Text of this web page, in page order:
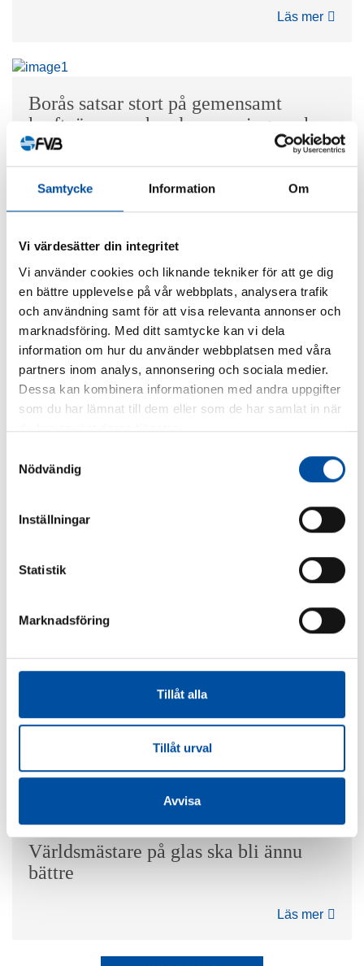
Samtycke Information Om
Vi värdesätter din integritet
Vi använder cookies och liknande tekniker för att ge dig
en bättre upplevelse på vår webbplats, analysera trafik
och användning samt för att visa relevanta annonser och
marknadsföring. Med ditt samtycke kan vi dela
information om hur du använder webbplatsen med våra
partners inom analys, annonsering och sociala medier.
Dessa kan kombinera informationen med andra uppgifter
som du har lämnat till dem eller som de har samlat in när
du har använt deras tjänster.
Nödvändig
Inställningar
Statistik
Marknadsföring
Tillåt alla
Tillåt urval
Avvisa
Läs mer
Borås satsar stort på gemensamt
kraftvärme- och avloppsreningsverk
Läs mer
Innovativ lösning ger storskalig
lagring av förnybar fjärrvärme
Läs mer
Ny ackumulatortank ger
Läs mer
Bra slutresultat när Ekeby reningsverk
byggde ny slamhantering
Läs mer
Energieffektiva bostäder i Nyköping –
föredöme i EU
Världsmästare på glas ska bli ännu
bättre
Läs mer